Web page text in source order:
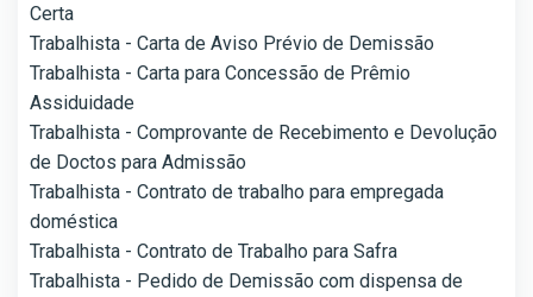
Certa
Trabalhista - Carta de Aviso Prévio de Demissão
Trabalhista - Carta para Concessão de Prêmio
Assiduidade
Trabalhista - Comprovante de Recebimento e Devolução
de Doctos para Admissão
Trabalhista - Contrato de trabalho para empregada
doméstica
Trabalhista - Contrato de Trabalho para Safra
Trabalhista - Pedido de Demissão com dispensa de